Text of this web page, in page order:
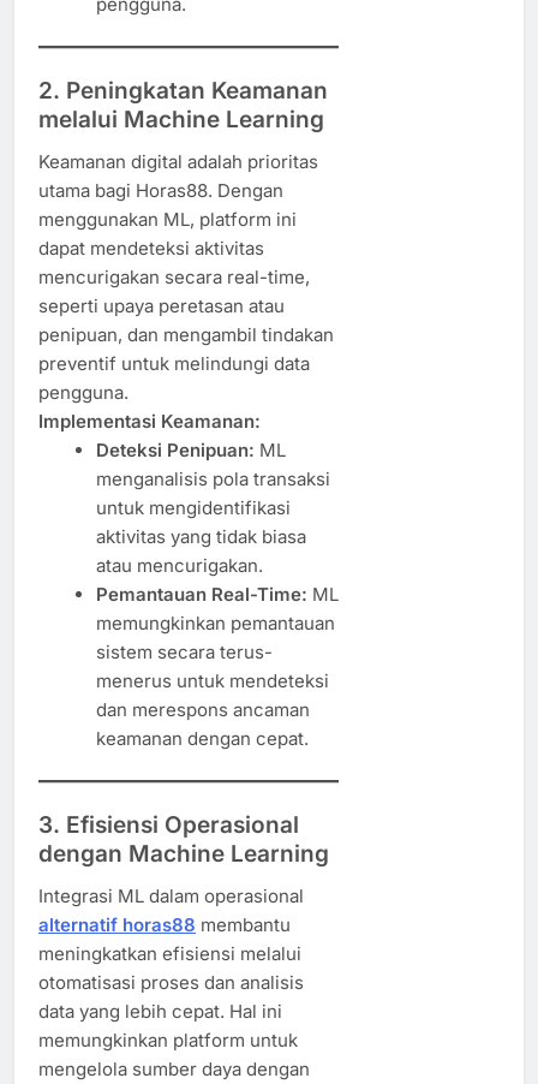
2. Peningkatan Keamanan
melalui Machine Learning
Keamanan digital adalah prioritas
utama bagi Horas88. Dengan
menggunakan ML, platform ini
dapat mendeteksi aktivitas
mencurigakan secara real-time,
seperti upaya peretasan atau
penipuan, dan mengambil tindakan
preventif untuk melindungi data
pengguna.
Implementasi Keamanan:
Deteksi Penipuan: ML
menganalisis pola transaksi
untuk mengidentifikasi
aktivitas yang tidak biasa
atau mencurigakan.
Pemantauan Real-Time: ML
memungkinkan pemantauan
sistem secara terus-
menerus untuk mendeteksi
dan merespons ancaman
keamanan dengan cepat.
3. Efisiensi Operasional
dengan Machine Learning
Integrasi ML dalam operasional
alternatif horas88 membantu
meningkatkan efisiensi melalui
otomatisasi proses dan analisis
data yang lebih cepat. Hal ini
memungkinkan platform untuk
mengelola sumber daya dengan